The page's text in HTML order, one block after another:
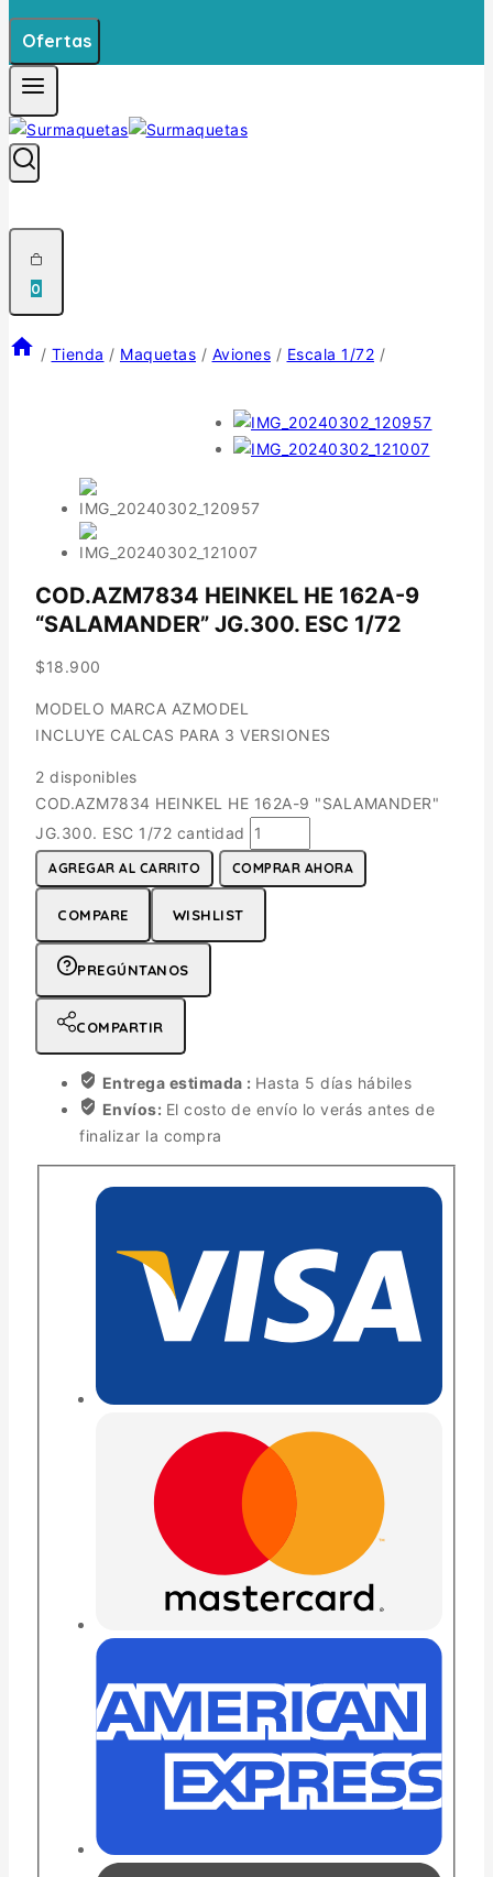
Ofertas
0
/ Tienda / Maquetas / Aviones / Escala 1/72 /
COD.AZM7834 HEINKEL HE 162A-9
“SALAMANDER” JG.300. ESC 1/72
$18.900
MODELO MARCA AZMODEL
INCLUYE CALCAS PARA 3 VERSIONES
2 disponibles
COD.AZM7834 HEINKEL HE 162A-9 "SALAMANDER"
JG.300. ESC 1/72 cantidad
AGREGAR AL CARRITO COMPRAR AHORA
COMPARE WISHLIST
PREGÚNTANOS
COMPARTIR
Entrega estimada : Hasta 5 días hábiles
Envíos: El costo de envío lo verás antes de
finalizar la compra